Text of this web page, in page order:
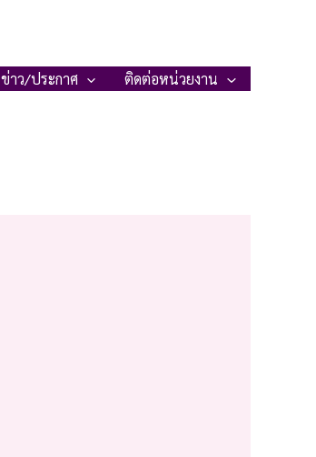
ข่าว/ประกาศ ติดต่อหน่วยงาน